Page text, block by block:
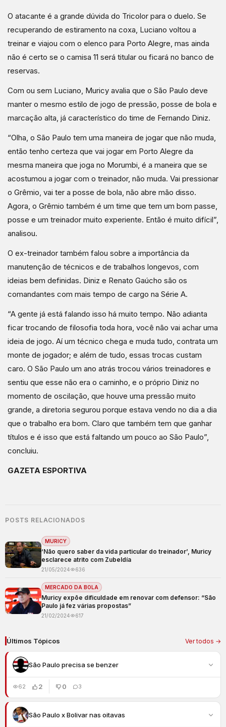
O atacante é a grande dúvida do Tricolor para o duelo. Se
recuperando de estiramento na coxa, Luciano voltou a
treinar e viajou com o elenco para Porto Alegre, mas ainda
não é certo se o camisa 11 será titular ou ficará no banco de
reservas.
Com ou sem Luciano, Muricy avalia que o São Paulo deve
manter o mesmo estilo de jogo de pressão, posse de bola e
marcação alta, já característico do time de Fernando Diniz.
“Olha, o São Paulo tem uma maneira de jogar que não muda,
então tenho certeza que vai jogar em Porto Alegre da
mesma maneira que joga no Morumbi, é a maneira que se
acostumou a jogar com o treinador, não muda. Vai pressionar
o Grêmio, vai ter a posse de bola, não abre mão disso.
Agora, o Grêmio também é um time que tem um bom passe,
posse e um treinador muito experiente. Então é muito difícil”,
analisou.
O ex-treinador também falou sobre a importância da
manutenção de técnicos e de trabalhos longevos, com
ideias bem definidas. Diniz e Renato Gaúcho são os
comandantes com mais tempo de cargo na Série A.
“A gente já está falando isso há muito tempo. Não adianta
ficar trocando de filosofia toda hora, você não vai achar uma
ideia de jogo. Aí um técnico chega e muda tudo, contrata um
monte de jogador; e além de tudo, essas trocas custam
caro. O São Paulo um ano atrás trocou vários treinadores e
sentiu que esse não era o caminho, e o próprio Diniz no
momento de oscilação, que houve uma pressão muito
grande, a diretoria segurou porque estava vendo no dia a dia
que o trabalho era bom. Claro que também tem que ganhar
títulos e é isso que está faltando um pouco ao São Paulo”,
concluiu.
GAZETA ESPORTIVA
POSTS RELACIONADOS
MURICY
‘Não quero saber da vida particular do treinador’, Muricy
esclarece atrito com Zubeldía
21/05/2024 636
MERCADO DA BOLA
Muricy expõe dificuldade em renovar com defensor: “São
Paulo já fez várias propostas”
21/02/2024 617
Últimos Tópicos Ver todos →
São Paulo precisa se benzer
62 2 0 3
São Paulo x Bolivar nas oitavas